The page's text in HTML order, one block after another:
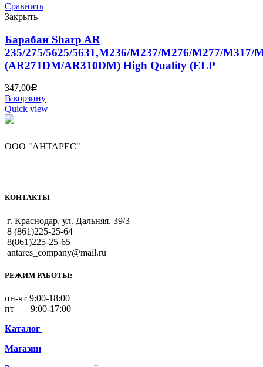
Сравнить
Закрыть
Барабан Sharp AR
235/275/5625/5631,M236/M237/M276/M277/M317/
(AR271DM/AR310DM) High Quality (ELP
347,00Р
В корзину
Quick view
ООО "АНТАРЕС"
КОНТАКТЫ
г. Краснодар, ул. Дальняя, 39/3
8 (861)225-25-64
8(861)225-25-65
antares_company@mail.ru
РЕЖИМ РАБОТЫ:
пн-чт 9:00-18:00
пт 9:00-17:00
Каталог
Магазин